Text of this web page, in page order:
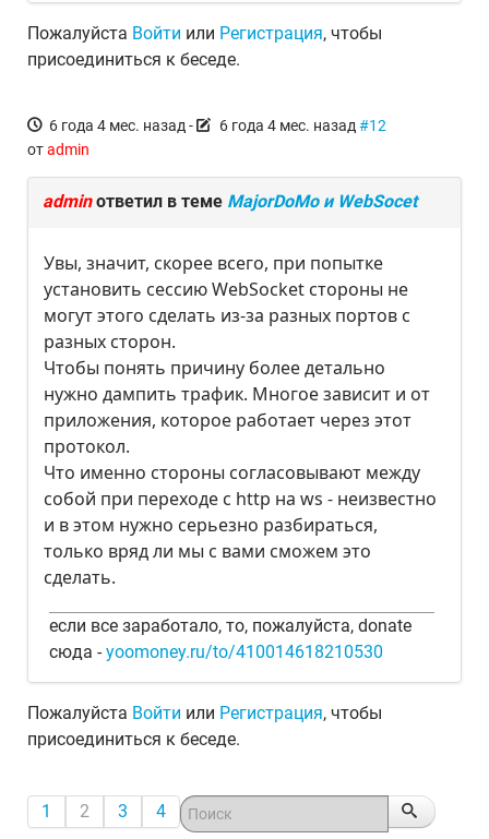
Пожалуйста Войти или Регистрация, чтобы
присоединиться к беседе.
6 года 4 мес. назад - 6 года 4 мес. назад #12
отadmin
adminответил в теме MajorDoMo и WebSocet
Увы, значит, скорее всего, при попытке
установить сессию WebSocket стороны не
могут этого сделать из-за разных портов с
разных сторон.
Чтобы понять причину более детально
нужно дампить трафик. Многое зависит и от
приложения, которое работает через этот
протокол.
Что именно стороны согласовывают между
собой при переходе с http на ws - неизвестно
и в этом нужно серьезно разбираться,
только вряд ли мы с вами сможем это
сделать.
если все заработало, то, пожалуйста, donate
сюда -yoomoney.ru/to/410014618210530
Пожалуйста Войти или Регистрация, чтобы
присоединиться к беседе.
1 2 3 4